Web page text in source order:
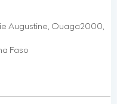
Augustine, Ouaga2000,
Faso